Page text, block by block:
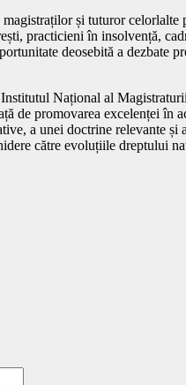
magistraților și tuturor
practicieni în insolvență,
deosebită a dezbate
Național al
de promovarea excelenței în
a unei doctrine relevante
către evoluțiile dreptului